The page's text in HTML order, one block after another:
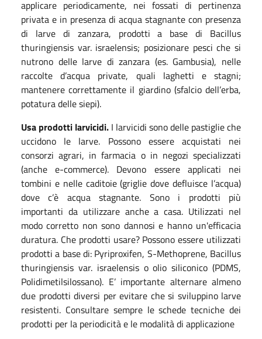
applicare periodicamente, nei fossati di pertinenza
privata e in presenza di acqua stagnante con presenza
di larve di zanzara, prodotti a base di Bacillus
thuringiensis var. israelensis; posizionare pesci che si
nutrono delle larve di zanzara (es. Gambusia), nelle
raccolte d’acqua private, quali laghetti e stagni;
mantenere correttamente il giardino (sfalcio dell’erba,
potatura delle siepi).
Usa prodotti larvicidi. I larvicidi sono delle pastiglie che
uccidono le larve. Possono essere acquistati nei
consorzi agrari, in farmacia o in negozi specializzati
(anche e-commerce). Devono essere applicati nei
tombini e nelle caditoie (griglie dove defluisce l’acqua)
dove c’è acqua stagnante. Sono i prodotti più
importanti da utilizzare anche a casa. Utilizzati nel
modo corretto non sono dannosi e hanno un'efficacia
duratura. Che prodotti usare? Possono essere utilizzati
prodotti a base di: Pyriproxifen, S-Methoprene, Bacillus
thuringiensis var. israelensis o olio siliconico (PDMS,
Polidimetilsilossano). E’ importante alternare almeno
due prodotti diversi per evitare che si sviluppino larve
resistenti. Consultare sempre le schede tecniche dei
prodotti per la periodicità e le modalità di applicazione